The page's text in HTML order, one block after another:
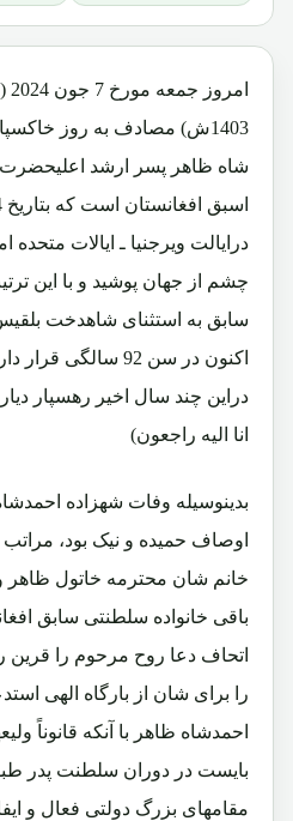
1403ش) مصادف به روز
شاه ظاهر پسر ارشد اعلیحضرت
چشم از جهان پوشید و با این
سابق به استثنای شاهدخت
اکنون در سن 92
دراین چند سال اخیر رهسپار دیار
انا الیه راجعون)
بدینوسیله وفات شهزاده
اوصاف حمیده و نیک بود،
خانم شان محترمه خاتول
باقی خانواده سلطنتی سابق
اتحاف دعا روح مرحوم را
را برای شان از بارگاه الهی
احمدشاه ظاهر با آنکه قانوناً
بایست در دوران سلطنت پدر
مقامهای بزرگ دولتی فعال و